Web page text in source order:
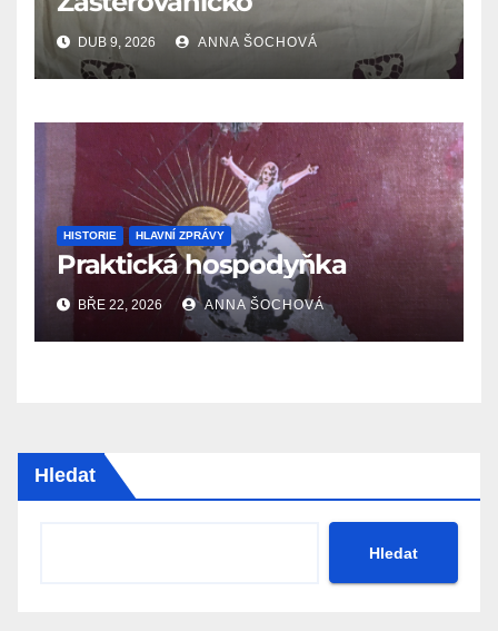
DUB 9, 2026 ANNA ŠOCHOVÁ
HISTORIE HLAVNÍ ZPRÁVY
Praktická hospodyňka
BŘE 22, 2026 ANNA ŠOCHOVÁ
Hledat
Hledat